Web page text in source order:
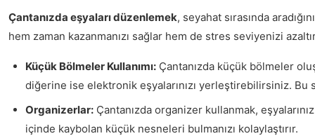
Çantanızda eşyaları düzenlemek, seyahat sırasında
hem zaman kazanmanızı sağlar hem de stres seviyenizi
Küçük Bölmeler Kullanımı: Çantanızda küçük bölmeler
diğerine ise elektronik eşyalarınızı yerleştirebilirsiniz. Bu
Organizerlar: Çantanızda organizer kullanmak,
içinde kaybolan küçük nesneleri bulmanızı kolaylaştırır.